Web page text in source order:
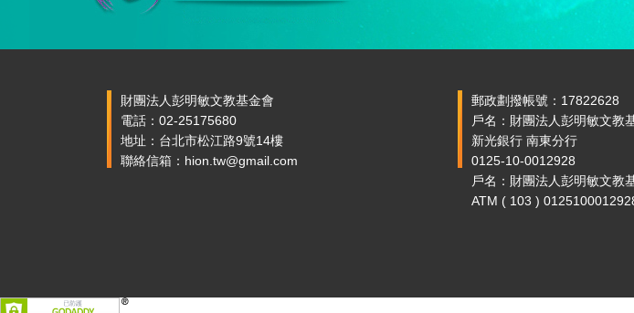
財團法人彭明敏文教基金會
電話：02-25175680
地址：台北市松江路9號14樓
聯絡信箱：hion.tw@gmail.com
郵政劃撥帳號：17822628
戶名：財團法人彭明敏文教
新光銀行 南東分行
0125-10-0012928
戶名：財團法人彭明敏文教
ATM ( 103 )